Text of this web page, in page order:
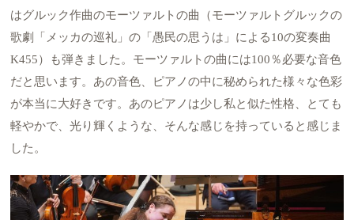
はグルック作曲のモーツァルトの曲（モーツァルトグルックの
歌劇「メッカの巡礼」の「愚民の思うは」による10の変奏曲
K455）も弾きました。モーツァルトの曲には100％必要な音色
だと思います。あの音色、ピアノの中に秘められた様々な色彩
が本当に大好きです。あのピアノは少し私と似た性格、とても
軽やかで、光り輝くような、そんな感じを持っていると感じま
した。